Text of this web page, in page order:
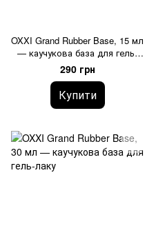
OXXI Grand Rubber Base, 15 мл
— каучукова база для гель-
лаку
290 грн
Купити